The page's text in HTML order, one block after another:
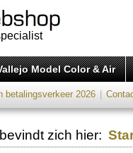
Model Color & Air
betalingsverkeer 2026
zich hier: